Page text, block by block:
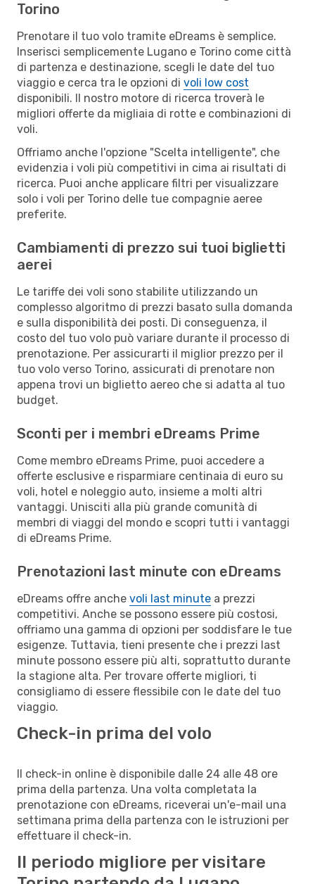
Torino
Prenotare il tuo volo tramite eDreams è semplice.
Inserisci semplicemente Lugano e Torino come città
di partenza e destinazione, scegli le date del tuo
viaggio e cerca tra le opzioni di voli low cost
disponibili. Il nostro motore di ricerca troverà le
migliori offerte da migliaia di rotte e combinazioni di
voli.
Offriamo anche l'opzione "Scelta intelligente", che
evidenzia i voli più competitivi in cima ai risultati di
ricerca. Puoi anche applicare filtri per visualizzare
solo i voli per Torino delle tue compagnie aeree
preferite.
Cambiamenti di prezzo sui tuoi biglietti
aerei
Le tariffe dei voli sono stabilite utilizzando un
complesso algoritmo di prezzi basato sulla domanda
e sulla disponibilità dei posti. Di conseguenza, il
costo del tuo volo può variare durante il processo di
prenotazione. Per assicurarti il miglior prezzo per il
tuo volo verso Torino, assicurati di prenotare non
appena trovi un biglietto aereo che si adatta al tuo
budget.
Sconti per i membri eDreams Prime
Come membro eDreams Prime, puoi accedere a
offerte esclusive e risparmiare centinaia di euro su
voli, hotel e noleggio auto, insieme a molti altri
vantaggi. Unisciti alla più grande comunità di
membri di viaggi del mondo e scopri tutti i vantaggi
di eDreams Prime.
Prenotazioni last minute con eDreams
eDreams offre anche voli last minute a prezzi
competitivi. Anche se possono essere più costosi,
offriamo una gamma di opzioni per soddisfare le tue
esigenze. Tuttavia, tieni presente che i prezzi last
minute possono essere più alti, soprattutto durante
la stagione alta. Per trovare offerte migliori, ti
consigliamo di essere flessibile con le date del tuo
viaggio.
Check-in prima del volo
Il check-in online è disponibile dalle 24 alle 48 ore
prima della partenza. Una volta completata la
prenotazione con eDreams, riceverai un'e-mail una
settimana prima della partenza con le istruzioni per
effettuare il check-in.
Il periodo migliore per visitare